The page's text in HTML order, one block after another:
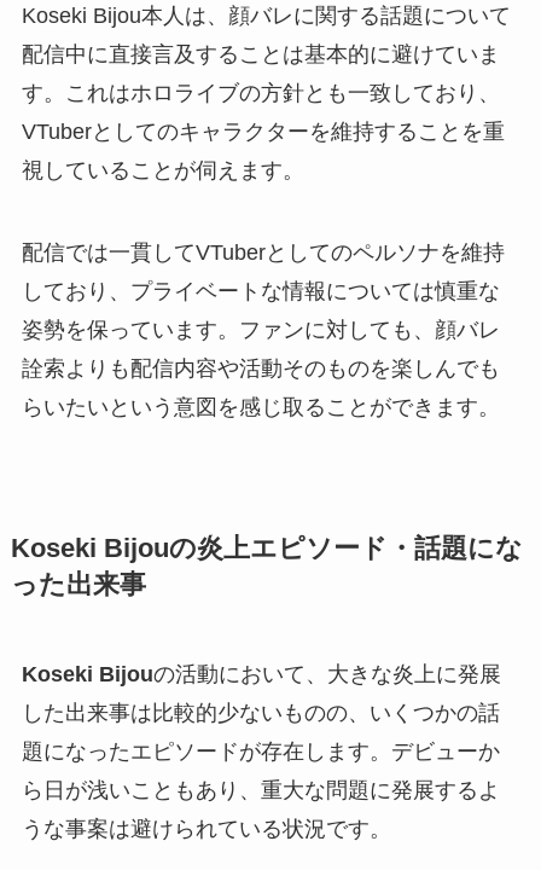
Koseki Bijou本人は、顔バレに関する話題について
配信中に直接言及することは基本的に避けていま
す。これはホロライブの方針とも一致しており、
VTuberとしてのキャラクターを維持することを重
視していることが伺えます。
配信では一貫してVTuberとしてのペルソナを維持
しており、プライベートな情報については慎重な
姿勢を保っています。ファンに対しても、顔バレ
詮索よりも配信内容や活動そのものを楽しんでも
らいたいという意図を感じ取ることができます。
Koseki Bijouの炎上エピソード・話題にな
った出来事
Koseki Bijouの活動において、大きな炎上に発展
した出来事は比較的少ないものの、いくつかの話
題になったエピソードが存在します。デビューか
ら日が浅いこともあり、重大な問題に発展するよ
うな事案は避けられている状況です。